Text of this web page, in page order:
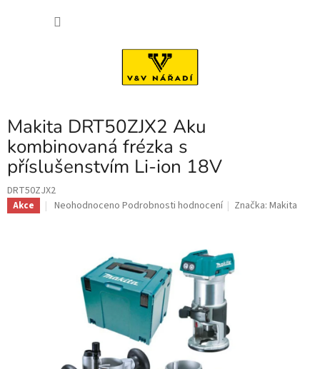
Makita DRT50ZJX2 Aku
kombinovaná frézka s
příslušenstvím Li-ion 18V
DRT50ZJX2
Akce
Průměrné
hvězdiček.
Neohodnoceno Podrobnosti hodnocení Značka:Makita